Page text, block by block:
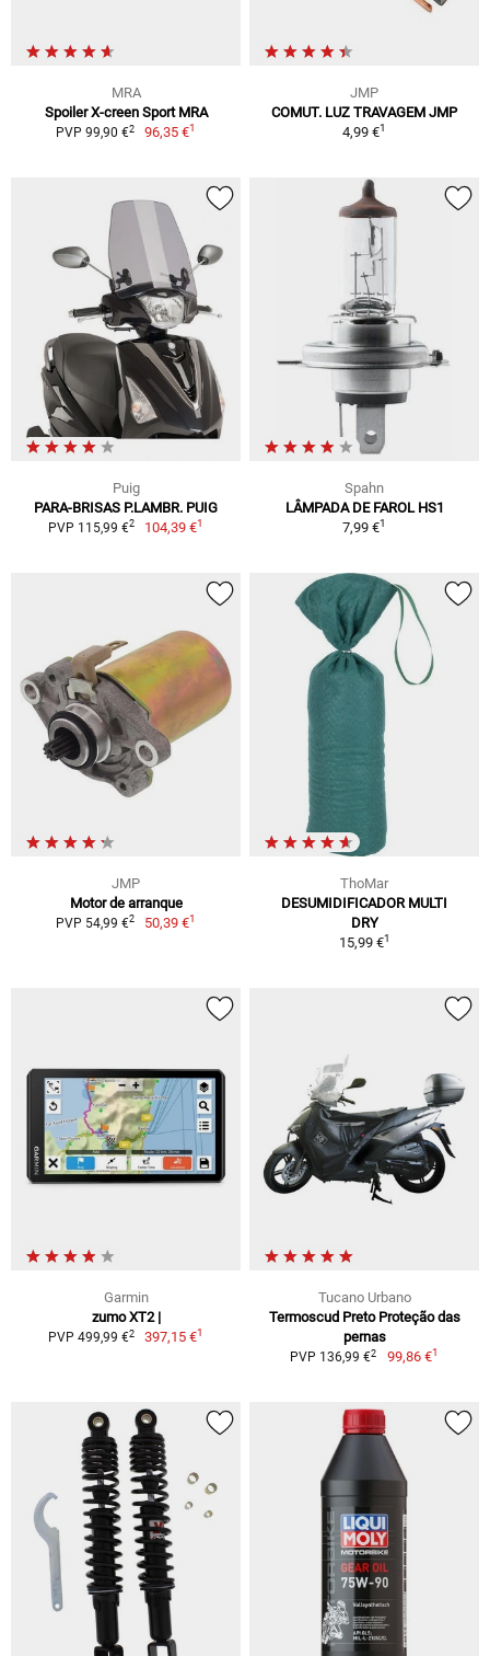
MRA
Spoiler X-creen Sport MRA
PVP 99,90 €2 96,35 €1
JMP
COMUT. LUZ TRAVAGEM JMP
4,99 €1
Puig
PARA-BRISAS P.LAMBR. PUIG
PVP 115,99 €2 104,39 €1
Spahn
LÂMPADA DE FAROL HS1
7,99 €1
JMP
Motor de arranque
PVP 54,99 €2 50,39 €1
ThoMar
DESUMIDIFICADOR MULTI
DRY
15,99 €1
Garmin
zumo XT2 |
PVP 499,99 €2 397,15 €1
Tucano Urbano
Termoscud Preto Proteção das
pernas
PVP 136,99 €2 99,86 €1